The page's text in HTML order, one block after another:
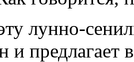
лунно-
и предлагает